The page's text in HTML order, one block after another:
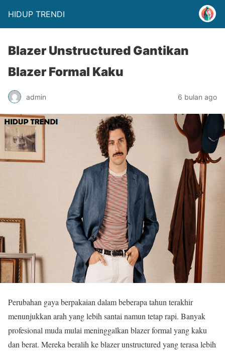
HIDUP TRENDI
Blazer Unstructured Gantikan
Blazer Formal Kaku
admin 6 bulan ago
Perubahan gaya berpakaian dalam beberapa tahun terakhir
menunjukkan arah yang lebih santai namun tetap rapi. Banyak
profesional muda mulai meninggalkan blazer formal yang kaku
dan berat. Mereka beralih ke blazer unstructured yang terasa lebih